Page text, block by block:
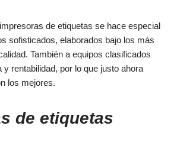
de etiquetas se hace especial
sofisticados, elaborados bajo los más
También a equipos clasificados
rentabilidad, por lo que justo ahora
los mejores.
de etiquetas